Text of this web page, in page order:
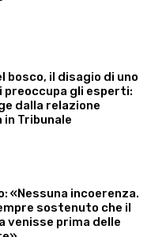
bosco, il disagio di uno
preoccupa gli esperti:
dalla relazione
Tribunale
«Nessuna incoerenza.
sostenuto che il
venisse prima delle